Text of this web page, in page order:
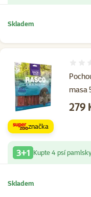
Skladem
masa
Cena
279
značka
3+1 Kupte 4 psí
Skladem